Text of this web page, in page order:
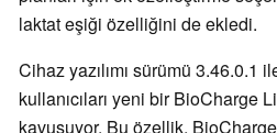
laktat eşiği özelliğini de ekledi.
Cihaz yazılımı sürümü 3.46.0.1
kullanıcıları yeni bir BioCharge
kavuşuyor. Bu özellik,